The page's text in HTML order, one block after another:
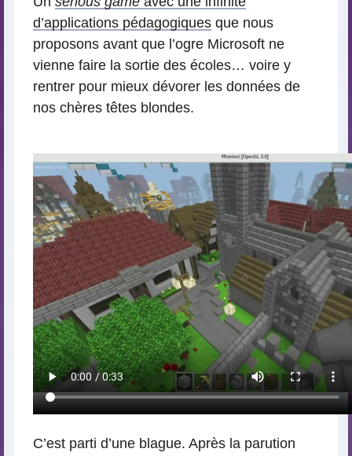
d’applications pédagogiques que nous
proposons avant que l’ogre Microsoft ne
vienne faire la sortie des écoles… voire y
rentrer pour mieux dévorer les données de
nos chères têtes blondes.
C’est parti d’une blague. Après la parution